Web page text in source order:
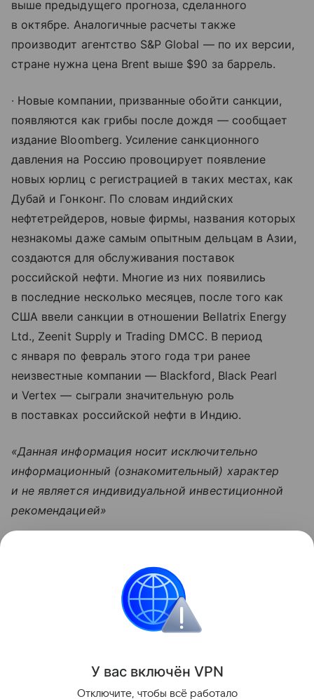
выше предыдущего прогноза, сделанного
в октябре. Аналогичные расчеты также
производит агентство S&P Global — по их версии,
стране нужна цена Brent выше $90 за баррель.
∙ Новые компании, призванные обойти санкции,
появляются как грибы после дождя — сообщает
издание Bloomberg. Усиление санкционного
давления на Россию провоцирует появление
новых юрлиц с регистрацией в таких местах, как
Дубай и Гонконг. По словам индийских
нефтетрейдеров, новые фирмы, названия которых
незнакомы даже самым опытным дельцам в Азии,
создаются для обслуживания поставок
российской нефти. Многие из них появились
в последние несколько месяцев, после того как
США ввели санкции в отношении Bellatrix Energy
Ltd., Zeenit Supply и Trading DMCC. В период
с января по февраль этого года три ранее
неизвестные компании — Blackford, Black Pearl
и Vertex — сыграли значительную роль
в поставках российской нефти в Индию.
«Данная информация носит исключительно
информационный (ознакомительный) характер
и не является индивидуальной инвестиционной
рекомендацией»
Инвестиции: как быстро и надежно
приумножить свои накопления
Просто и емко расскажем об инвестициях для
новичков и перечислим их основные ошибки.
У вас включён VPN
Отключите, чтобы всё работало